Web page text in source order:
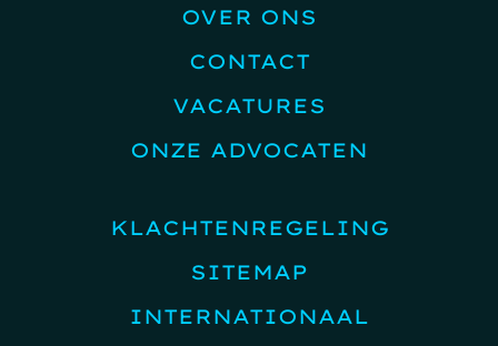
OVER ONS
CONTACT
VACATURES
ONZE ADVOCATEN
KLACHTENREGELING
SITEMAP
INTERNATIONAAL